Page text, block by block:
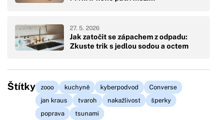
Jak zatočit se zápachem z odpadu:
Zkuste trik s jedlou sodou a octem
27. 5. 2026
Štítky zooo kuchyně kyberpodvod
Converse
jan kraus
tvaroh nakažlivost
šperky
poprava
tsunami